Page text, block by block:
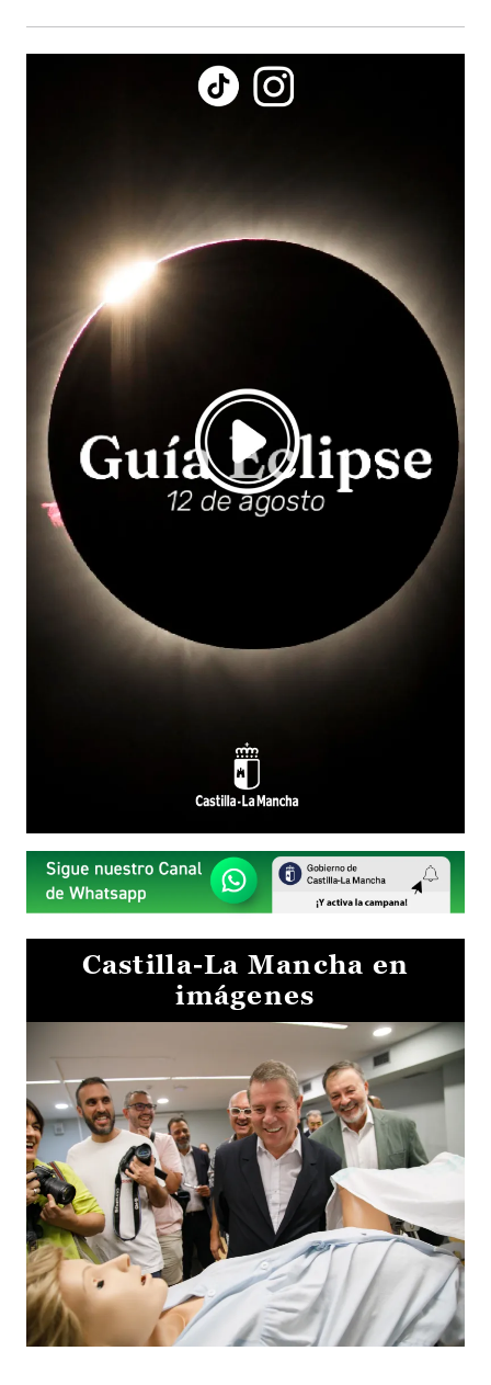
Castilla-La Mancha en
imágenes